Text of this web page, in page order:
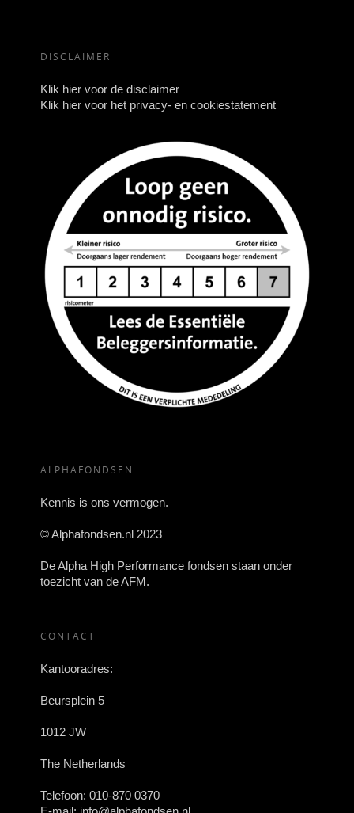
DISCLAIMER
Klik hier voor de disclaimer
Klik hier voor het privacy- en cookiestatement
ALPHAFONDSEN
Kennis is ons vermogen.
© Alphafondsen.nl 2023
De Alpha High Performance fondsen staan onder
toezicht van de AFM.
CONTACT
Kantooradres:
Beursplein 5
1012 JW
The Netherlands
Telefoon: 010-870 0370